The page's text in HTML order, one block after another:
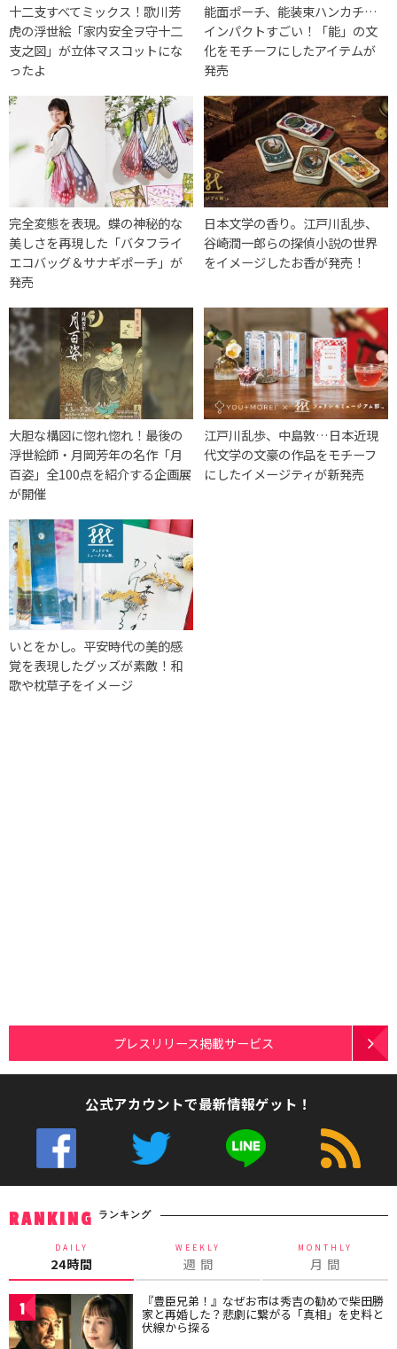
十二支すべてミックス！歌川芳
虎の浮世絵「家内安全ヲ守十二
支之図」が立体マスコットにな
ったよ
能面ポーチ、能装束ハンカチ…
インパクトすごい！「能」の文
化をモチーフにしたアイテムが
発売
完全変態を表現。蝶の神秘的な
美しさを再現した「バタフライ
エコバッグ＆サナギポーチ」が
発売
日本文学の香り。江戸川乱歩、
谷崎潤一郎らの探偵小説の世界
をイメージしたお香が発売！
大胆な構図に惚れ惚れ！最後の
浮世絵師・月岡芳年の名作「月
百姿」全100点を紹介する企画展
が開催
江戸川乱歩、中島敦…日本近現
代文学の文豪の作品をモチーフ
にしたイメージティが新発売
いとをかし。平安時代の美的感
覚を表現したグッズが素敵！和
歌や枕草子をイメージ
プレスリリース掲載サービス
公式アカウントで最新情報ゲット！
RANKING ランキング
DAILY
24時間
WEEKLY
週 間
MONTHLY
月 間
1 『豊臣兄弟！』なぜお市は秀吉の勧めで柴田勝
家と再婚した？悲劇に繋がる「真相」を史料と
伏線から探る